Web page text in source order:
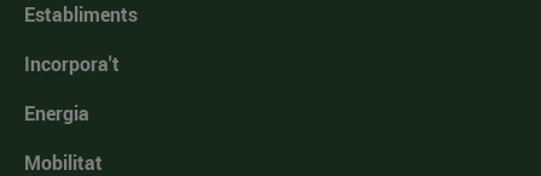
Establiments
Incorpora't
Energia
Mobilitat